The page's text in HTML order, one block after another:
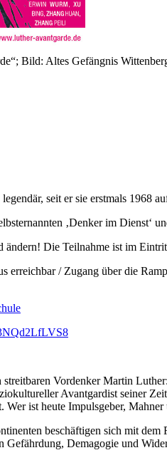
Bild: Altes Gefängnis
seit er sie erstmals 1968
‚Denker im Dienst‘
Die Teilnahme ist im
erreichbar / Zugang über die
Vordenker Martin
Avantgardist seiner
ist heute Impulsgeber,
beschäftigen sich mit dem
Gefährdung, Demagogie und